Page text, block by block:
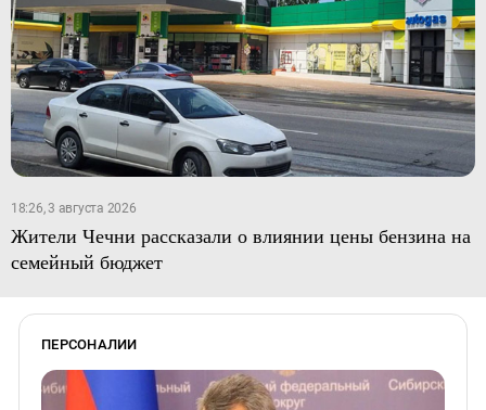
18:26, 3 августа 2026
Жители Чечни рассказали о влиянии цены бензина на
семейный бюджет
ПЕРСОНАЛИИ